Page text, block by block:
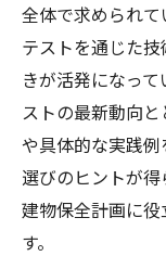
全体で求められ
テストを通じた
きが活発になっ
ストの最新動向
や具体的な実践
選びのヒントが
建物保全計画に
す。